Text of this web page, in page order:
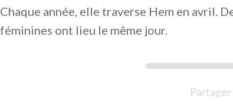
Chaque année, elle traverse Hem en avril.
féminines ont lieu le même jour.
Partager